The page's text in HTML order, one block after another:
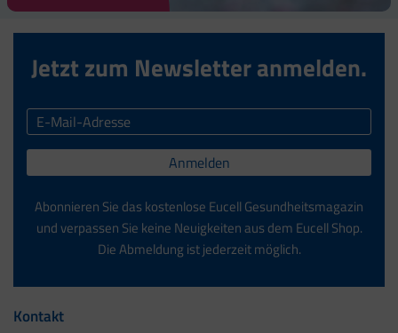
Jetzt zum Newsletter anmelden.
Anmelden
Abonnieren Sie das kostenlose Eucell Gesundheitsmagazin
und verpassen Sie keine Neuigkeiten aus dem Eucell Shop.
Die Abmeldung ist jederzeit möglich.
Kontakt